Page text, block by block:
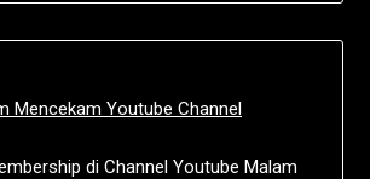
Mencekam Youtube Channel
di Channel Youtube Malam